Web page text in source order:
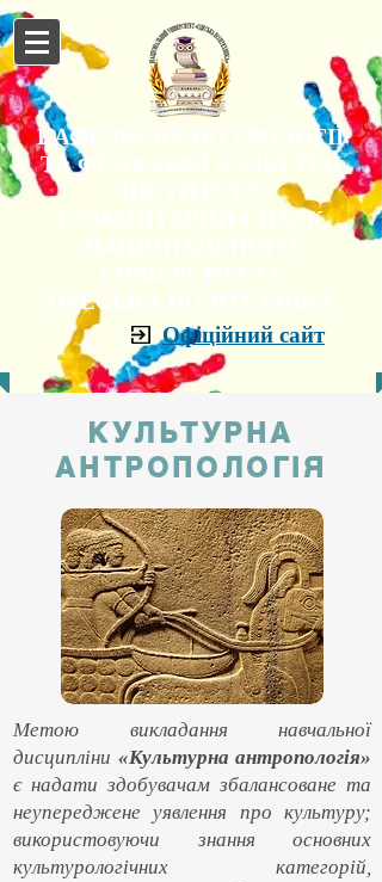
КАФЕДРА КУЛЬТУРОЛОГІЇ
ТА ФІЛОСОФІЇ КУЛЬТУРИ
ГУМАНІТАРНИХ НАУК
"ОДЕСЬКА ПОЛІТЕХНІКА"
Офіційний сайт
КУЛЬТУРНА
АНТРОПОЛОГІЯ
Метою викладання навчальної
дисципліни «Культурна антропологія»
є надати здобувачам збалансоване та
неупереджене уявлення про культуру;
використовуючи знання основних
культурологічних категорій,